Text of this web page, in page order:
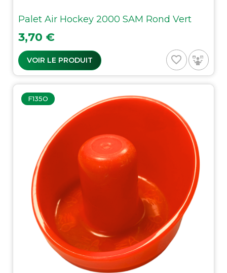
Palet Air Hockey 2000 SAM Rond Vert
Prix
3,70 €
VOIR LE PRODUIT favorite_border
F135O